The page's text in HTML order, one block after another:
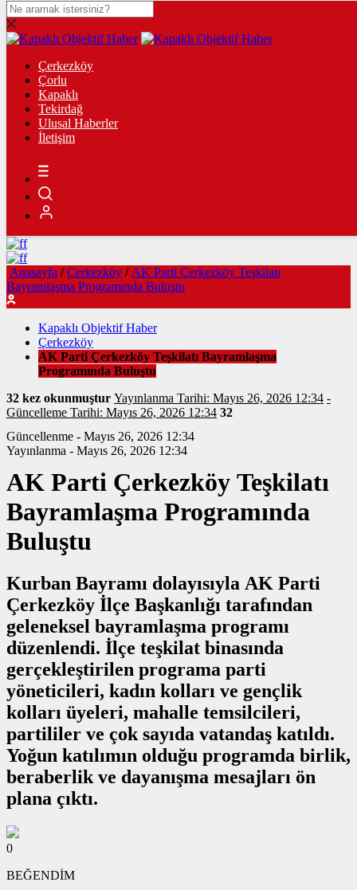
Çerkezköy
Çorlu
Kapaklı
Tekirdağ
Ulusal Haberler
İletişim
Çorlu
Tekirdağ
Süleymanpaşa
Ulusal Haberler
Spor
Anasayfa / Çerkezköy / AK Parti Çerkezköy Teşkilatı
Bayramlaşma Programında Buluştu
Kapaklı Objektif Haber
Çerkezköy
AK Parti Çerkezköy Teşkilatı Bayramlaşma
Programında Buluştu
32 kez okunmuştur
Yayınlanma Tarihi: Mayıs 26, 2026 12:34 -
Güncelleme Tarihi: Mayıs 26, 2026 12:34 32
Güncellenme - Mayıs 26, 2026 12:34
Yayınlanma - Mayıs 26, 2026 12:34
AK Parti Çerkezköy Teşkilatı
Bayramlaşma Programında
Buluştu
Kurban Bayramı dolayısıyla AK Parti
Çerkezköy İlçe Başkanlığı tarafından
geleneksel bayramlaşma programı
düzenlendi. İlçe teşkilat binasında
gerçekleştirilen programa parti
yöneticileri, kadın kolları ve gençlik
kolları üyeleri, mahalle temsilcileri,
partililer ve çok sayıda vatandaş katıldı.
Yoğun katılımın olduğu programda birlik,
beraberlik ve dayanışma mesajları ön
plana çıktı.
0
BEĞENDİM